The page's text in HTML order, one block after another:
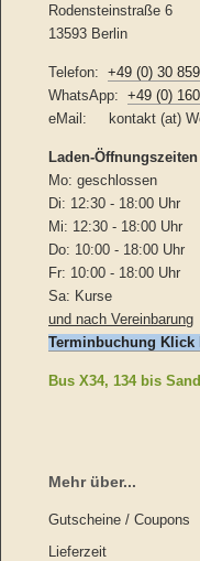
Rodensteinstraße 6
13593 Berlin
Telefon: +49 (0) 30
WhatsApp: +49 (0)
eMail: kontakt (at)
Laden-Öffnungszeiten
Mo: geschlossen
Di: 12:30 - 18:00 Uhr
Mi: 12:30 - 18:00 Uhr
Do: 10:00 - 18:00 Uhr
Fr: 10:00 - 18:00 Uhr
Sa: Kurse
und nach Vereinbarung
Terminbuchung Klick
Bus X34, 134 bis
Mehr über...
Gutscheine / Coupons
Lieferzeit